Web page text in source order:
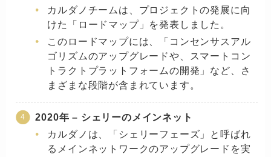
カルダノチームは、プロジェクトの発展に向
けた「ロードマップ」を発表しました。
このロードマップには、「コンセンサスアル
ゴリズムのアップグレードや、スマートコン
トラクトプラットフォームの開発」など、さ
まざまな段階が含まれています。
2020年 – シェリーのメインネット
カルダノは、「シェリーフェーズ」と呼ばれ
るメインネットワークのアップグレードを実